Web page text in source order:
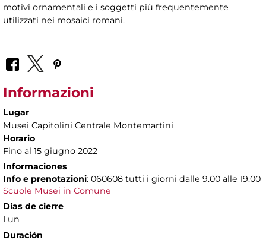
motivi ornamentali e i soggetti più frequentemente
utilizzati nei mosaici romani.
Informazioni
Lugar
Musei Capitolini Centrale Montemartini
Horario
Fino al 15 giugno 2022
Informaciones
Info e prenotazioni: 060608 tutti i giorni dalle 9.00 alle 19.00
Scuole Musei in Comune
Días de cierre
Lun
Duración